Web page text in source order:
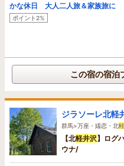
かな休日 大人二人旅＆家族旅に
ポイント2%
この宿の宿泊
ジラソーレ北軽
群馬>万座・嬬恋・北
【北軽井沢】ログ
ウナ/